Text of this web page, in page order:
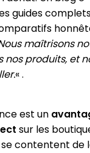
guides
maîtrisons
nos produits, et
« .
est un
sur les
contentent de